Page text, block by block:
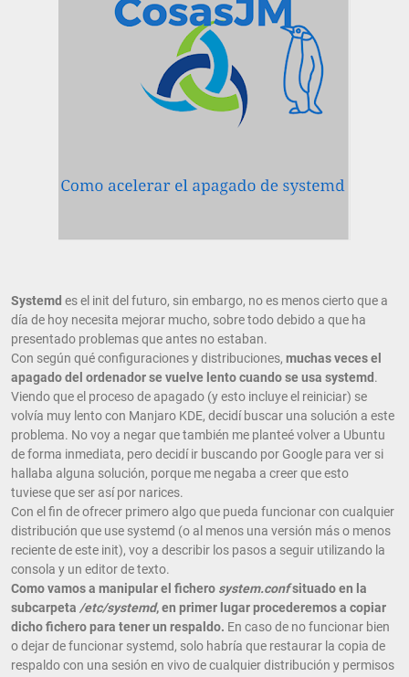
Systemd es el init del futuro, sin embargo, no es menos cierto que a
día de hoy necesita mejorar mucho, sobre todo debido a que ha
presentado problemas que antes no estaban.
Con según qué configuraciones y distribuciones, muchas veces el
apagado del ordenador se vuelve lento cuando se usa systemd.
Viendo que el proceso de apagado (y esto incluye el reiniciar) se
volvía muy lento con Manjaro KDE, decidí buscar una solución a este
problema. No voy a negar que también me planteé volver a Ubuntu
de forma inmediata, pero decidí ir buscando por Google para ver si
hallaba alguna solución, porque me negaba a creer que esto
tuviese que ser así por narices.
Con el fin de ofrecer primero algo que pueda funcionar con cualquier
distribución que use systemd (o al menos una versión más o menos
reciente de este init), voy a describir los pasos a seguir utilizando la
consola y un editor de texto.
Como vamos a manipular el fichero system.confsituado en la
subcarpeta /etc/systemd, en primer lugar procederemos a copiar
dicho fichero para tener un respaldo. En caso de no funcionar bien
o dejar de funcionar systemd, solo habría que restaurar la copia de
respaldo con una sesión en vivo de cualquier distribución y permisos